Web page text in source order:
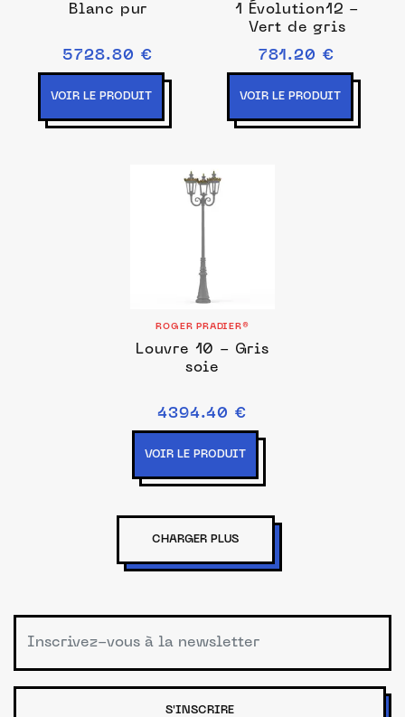
Blanc pur
5728.80 €
VOIR LE PRODUIT
1 Évolution12 -
Vert de gris
781.20 €
VOIR LE PRODUIT
ROGER PRADIER®
Louvre 10 - Gris
soie
4394.40 €
VOIR LE PRODUIT
CHARGER PLUS
S'INSCRIRE